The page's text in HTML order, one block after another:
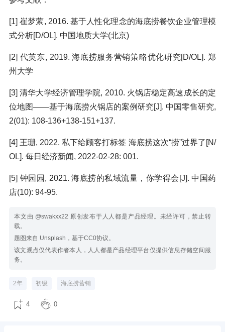
[1] 崔梦萦, 2016. 基于人性化理念的海底捞餐饮企业管理模
式分析[D/OL]. 中国地质大学(北京)
[2] 代英东, 2019. 海底捞服务营销策略优化研究[D/OL]. 郑
州大学
[3] 清华大学经济管理学院, 2010. 火锅店稳定高速成长的定
位地图——基于海底捞火锅店的案例研究[J]. 中国零售研究,
2(01): 108-136+138-151+137.
[4] 王珊, 2022. 私下给顾客打标签 海底捞这次“捞”过界了[N/
OL]. 每日经济新闻, 2022-02-28: 001.
[5] 钟园园, 2021. 海底捞的私域流量，你学得会[J]. 中国药
店(10): 94-95.
本文由 @swakxx22 原创发布于人人都是产品经理。未经许可，禁止转
载。
题图来自 Unsplash，基于CC0协议。
该文观点仅代表作者本人，人人都是产品经理平台仅提供信息存储空间服
务。
2年 初级 海底捞营销
4 0